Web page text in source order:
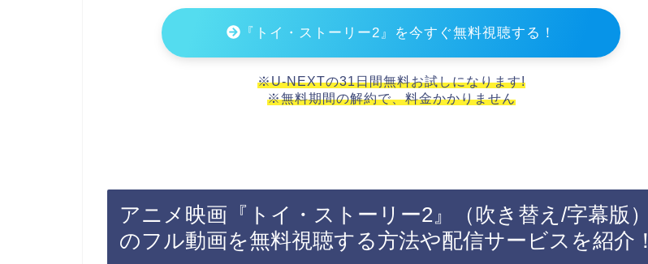
『トイ・ストーリー2』を今すぐ無料視聴する！
※U-NEXTの31日間無料お試しになります!
※無料期間の解約で、料金かかりません
アニメ映画『トイ・ストーリー2』（吹き替え/字幕版）
のフル動画を無料視聴する方法や配信サービスを紹介！